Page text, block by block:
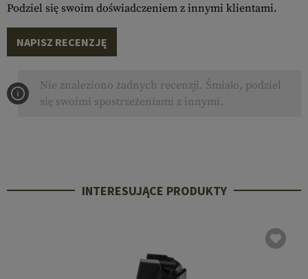
Podziel się swoim doświadczeniem z innymi klientami.
NAPISZ RECENZJĘ
Nie znaleziono żadnych recenzji. Śmiało, podziel
się swoimi spostrzeżeniami z innymi.
INTERESUJĄCE PRODUKTY